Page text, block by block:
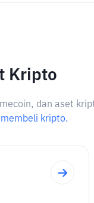
Kripto
dan aset
kripto.